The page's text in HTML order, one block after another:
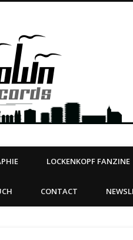
| BOOKING
LOCKENKOPF FANZINE
CONTACT